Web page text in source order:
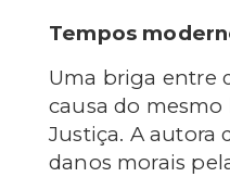
Tempos
Uma briga entre
causa do
Justiça. A autora
danos morais